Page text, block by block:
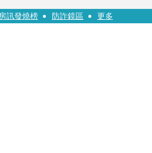
改凍結處理受質疑項目
房訊發燒榜 防詐鏡區 更多